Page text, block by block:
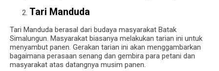
Tari Manduda
Tari Manduda berasal dari budaya masyarakat Batak
Simalungun. Masyarakat biasanya melakukan tarian ini untuk
menyambut panen. Gerakan tarian ini akan menggambarkan
bagaimana perasaan senang dan gembira para petani dan
masyarakat atas datangnya musim panen.